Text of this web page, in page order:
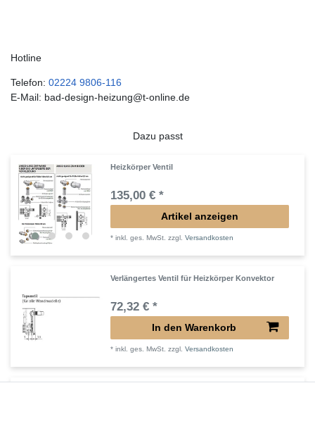
Hotline
Telefon: 02224 9806-116
E-Mail: bad-design-heizung@t-online.de
Dazu passt
Heizkörper Ventil
135,00 € *
Artikel anzeigen
*inkl. ges. MwSt. zzgl.Versandkosten
Verlängertes Ventil für Heizkörper Konvektor
72,32 € *
In den Warenkorb
*inkl. ges. MwSt. zzgl.Versandkosten